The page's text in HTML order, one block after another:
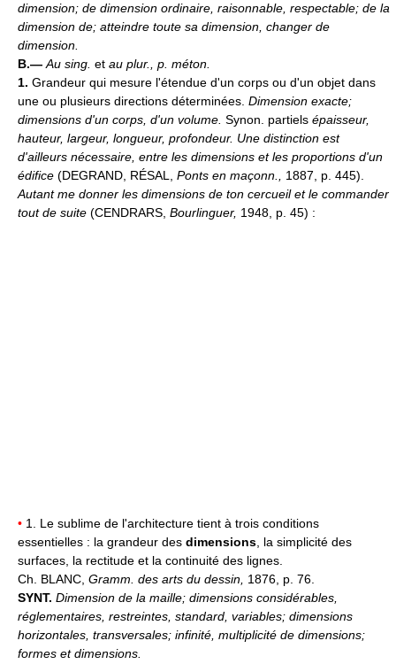
dimension; de dimension ordinaire, raisonnable, respectable; de la
dimension de; atteindre toute sa dimension, changer de
dimension.
B.— Au sing. et au plur., p. méton.
1. Grandeur qui mesure l'étendue d'un corps ou d'un objet dans
une ou plusieurs directions déterminées. Dimension exacte;
dimensions d'un corps, d'un volume. Synon. partiels épaisseur,
hauteur, largeur, longueur, profondeur. Une distinction est
d'ailleurs nécessaire, entre les dimensions et les proportions d'un
édifice (DEGRAND, RÉSAL, Ponts en maçonn., 1887, p. 445).
Autant me donner les dimensions de ton cercueil et le commander
tout de suite (CENDRARS, Bourlinguer, 1948, p. 45) :
• 1. Le sublime de l'architecture tient à trois conditions
essentielles : la grandeur des dimensions , la simplicité des
surfaces, la rectitude et la continuité des lignes.
Ch. BLANC, Gramm. des arts du dessin, 1876, p. 76.
SYNT. Dimension de la maille; dimensions considérables,
réglementaires, restreintes, standard, variables; dimensions
horizontales, transversales; infinité, multiplicité de dimensions;
formes et dimensions.